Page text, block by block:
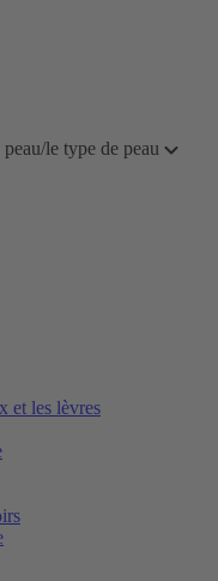
le type de peau
et les lèvres